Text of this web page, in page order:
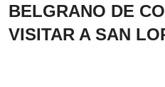
BELGRANO DE
VISITAR A SAN